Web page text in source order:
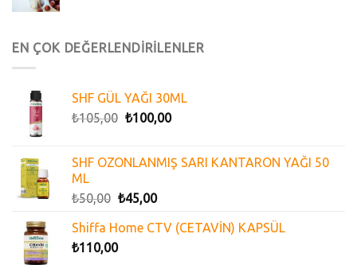
EN ÇOK DEĞERLENDİRİLENLER
SHF GÜL YAĞI 30ML
₺105,00 ₺100,00
SHF OZONLANMIŞ SARI KANTARON YAĞI 50
ML
₺50,00 ₺45,00
Shiffa Home CTV (CETAVİN) KAPSÜL
₺110,00